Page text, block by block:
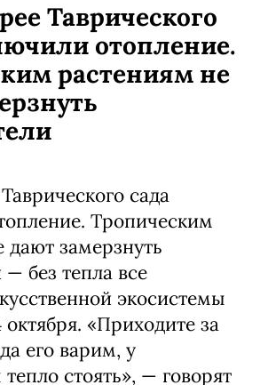
Таврического
отопление.
растениям не
сада
Тропическим
дают замерзнуть
— без тепла все
экосистемы
октября. «Приходите за
его варим, у
стоять», — говорят